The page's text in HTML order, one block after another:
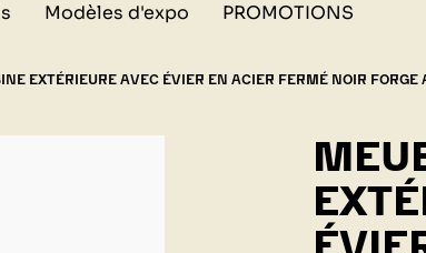
Modèles d'expo PROMOTIONS
EXTÉRIEURE AVEC ÉVIER EN ACIER FERMÉ NOIR FORGE